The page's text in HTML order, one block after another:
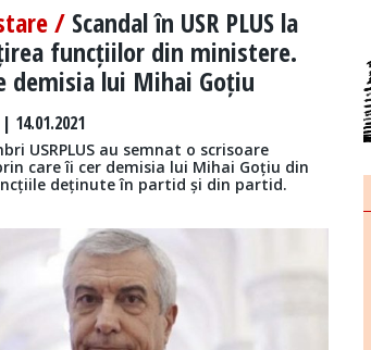
/ Scandal în USR PLUS la
funcțiilor din ministere.
demisia lui Mihai Goțiu
14.01.2021
USRPLUS au semnat o scrisoare
care îi cer demisia lui Mihai Goțiu din
deținute în partid și din partid.